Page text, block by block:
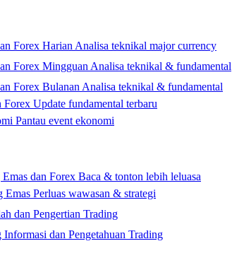
Forex HarianAnalisa teknikal major currency
Forex MingguanAnalisa teknikal & fundamental
Forex BulananAnalisa teknikal & fundamental
Forex Update fundamental terbaru
Pantau event ekonomi
dan Forex Baca & tonton lebih leluasa
Emas Perluas wawasan & strategi
dan Pengertian Trading
Informasi dan Pengetahuan Trading